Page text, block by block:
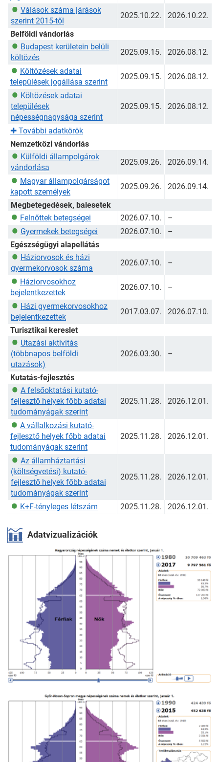
Válások száma járások
szerint 2015-től
2025.10.22.
2026.10.22.
Belföldi vándorlás
Budapest kerületein belüli
költözés
2025.09.15. 2026.08.12.
Költözések adatai
települések jogállása szerint
2025.09.15. 2026.08.12.
Költözések adatai
települések
népességnagysága szerint
2025.09.15. 2026.08.12.
✚ További adatkörök
Nemzetközi vándorlás
Külföldi állampolgárok
vándorlása
2025.09.26. 2026.09.14.
Magyar állampolgárságot
kapott személyek
2025.09.26.
2026.09.14.
Megbetegedések, balesetek
Felnőttek betegségei
2026.07.10.
–
Gyermekek betegségei
2026.07.10.
–
Egészségügyi alapellátás
Háziorvosok és házi
gyermekorvosok száma
2026.07.10. –
Háziorvosokhoz
bejelentkezettek
2026.07.10. –
Házi gyermekorvosokhoz
bejelentkezettek
2017.03.07.
2026.07.10.
Turisztikai kereslet
Utazási aktivitás
(többnapos belföldi
utazások)
2026.03.30. –
Kutatás-fejlesztés
A felsőoktatási kutató-
fejlesztő helyek főbb adatai
tudományágak szerint
2025.11.28. 2026.12.01.
A vállalkozási kutató-
fejlesztő helyek főbb adatai
tudományágak szerint
2025.11.28. 2026.12.01.
Az államháztartási
(költségvetési) kutató-
fejlesztő helyek főbb adatai
tudományágak szerint
2025.11.28. 2026.12.01.
K+F-tényleges létszám 2025.11.28. 2026.12.01.
Adatvizualizációk